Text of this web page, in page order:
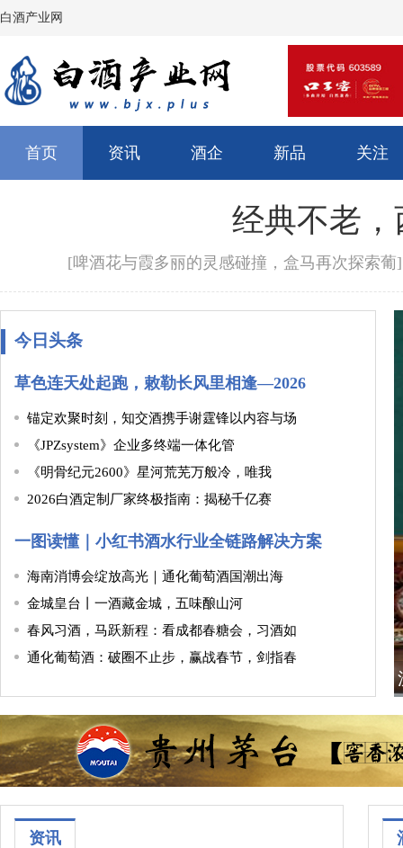
白酒产业网
首页 资讯 酒企 新品 关注
经典不老
[啤酒花与霞多丽的灵感碰撞，盒马再次探索葡]
今日头条
草色连天处起跑，敕勒长风里相逢—2026
锚定欢聚时刻，知交酒携手谢霆锋以内容与场
《JPZsystem》企业多终端一体化管
《明骨纪元2600》星河荒芜万般冷，唯我
2026白酒定制厂家终极指南：揭秘千亿赛
一图读懂｜小红书酒水行业全链路解决方案
海南消博会绽放高光｜通化葡萄酒国潮出海
金城皇台丨一酒藏金城，五味酿山河
春风习酒，马跃新程：看成都春糖会，习酒如
通化葡萄酒：破圈不止步，赢战春节，剑指春
资讯